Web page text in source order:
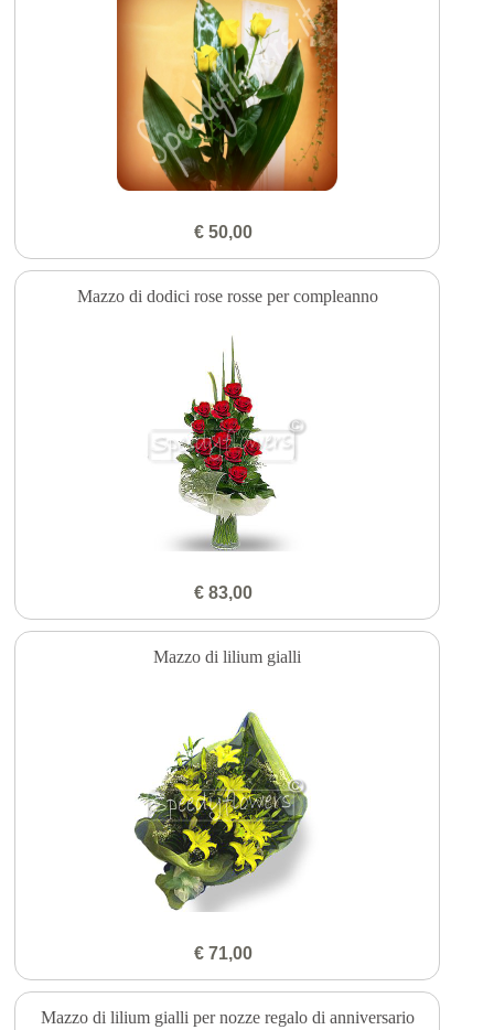
€ 50,00
Mazzo di dodici rose rosse per compleanno
€ 83,00
Mazzo di lilium gialli
€ 71,00
Mazzo di lilium gialli per nozze regalo di anniversario